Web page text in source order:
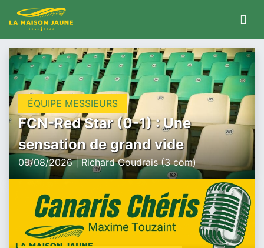
ÉQUIPE MESSIEURS
FCN-Red Star (0-1) : Une
sensation de grand vide
09/08/2026 | Richard Coudrais (3 com)